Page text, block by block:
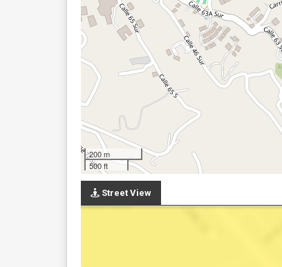
200 m
500 ft
Street View